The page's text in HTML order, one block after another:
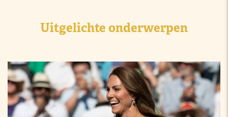
Uitgelichte onderwerpen